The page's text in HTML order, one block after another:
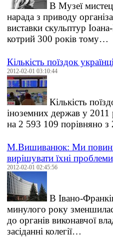
В Музеї
нарада з приводу
виставки скульптур
котрий 300 років тому…
Кількість поїздок
2012-02-01 03:10:44
Кількість
іноземних держав у 2011
на 2 593 109 порівняно
М.Вишиванюк: Ми
вирішувати їхні проблеми
2012-02-01 02:45:56
В Івано-
минулого року
до органів виконавчої
засіданні колегії…